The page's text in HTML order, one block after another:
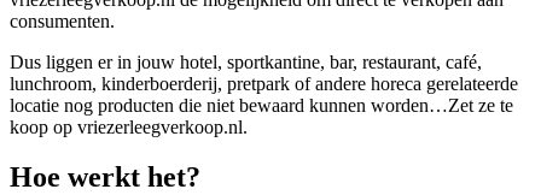
consumenten.
Dus liggen er in jouw hotel, sportkantine, bar, restaurant, café,
lunchroom, kinderboerderij, pretpark of andere horeca gerelateerde
locatie nog producten die niet bewaard kunnen worden…Zet ze te
koop op vriezerleegverkoop.nl.
Hoe werkt het?